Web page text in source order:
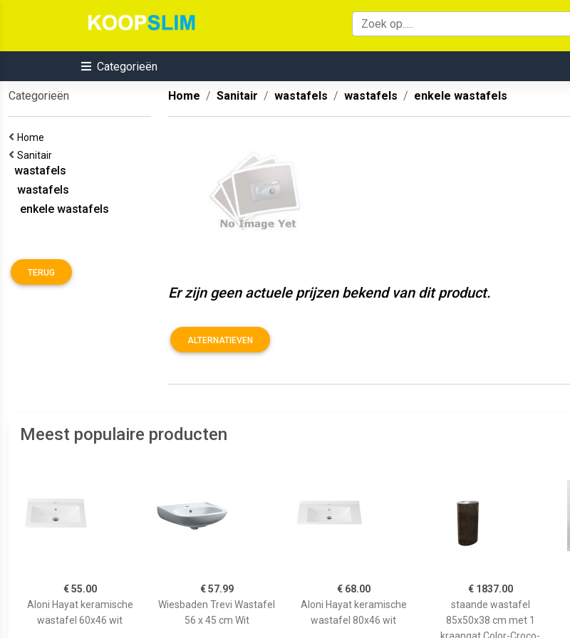
Categorieën
Categorieën
Home
Sanitair
wastafels
wastafels
enkele wastafels
TERUG
Home Sanitair wastafels wastafels enkele wastafels
Er zijn geen actuele prijzen bekend van dit product.
ALTERNATIEVEN
Meest populaire producten
€ 55.00
Aloni Hayat keramische
wastafel 60x46 wit
€ 57.99
Wiesbaden Trevi Wastafel
56 x 45 cm Wit
€ 68.00
Aloni Hayat keramische
wastafel 80x46 wit
€ 1837.00
staande wastafel
85x50x38 cm met 1